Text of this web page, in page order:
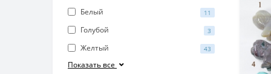
Белый 11
Голубой 3
Желтый 43
Показать все